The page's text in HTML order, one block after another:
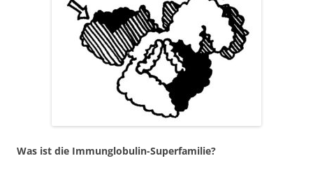
Was ist die Immunglobulin-Superfamilie?